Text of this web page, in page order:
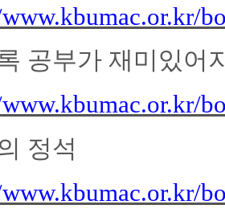
공부가 재미있어
정석